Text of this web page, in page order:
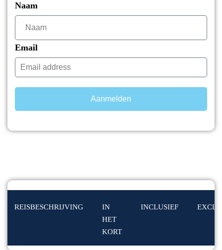
Naam
Email
Aanmelden
REISBESCHRIJVING
IN
HET
KORT
INCLUSIEF